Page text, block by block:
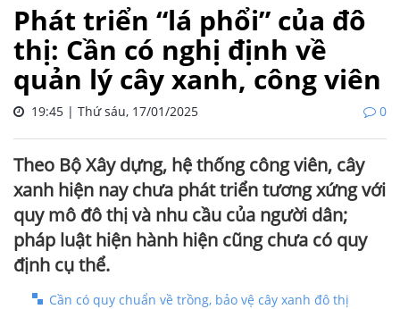
Phát triển “lá phổi” của đô
thị: Cần có nghị định về
quản lý cây xanh, công viên
19:45 | Thứ sáu, 17/01/2025 0
Theo Bộ Xây dựng, hệ thống công viên, cây
xanh hiện nay chưa phát triển tương xứng với
quy mô đô thị và nhu cầu của người dân;
pháp luật hiện hành hiện cũng chưa có quy
định cụ thể.
Cần có quy chuẩn về trồng, bảo vệ cây xanh đô thị